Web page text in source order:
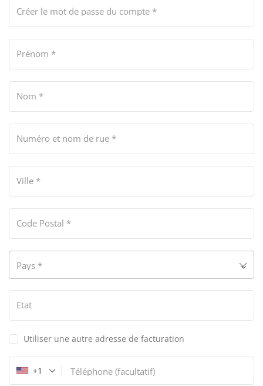
Créer le mot de passe du compte *
Prénom *
Nom *
Numéro et nom de rue *
Ville *
Code Postal *
Pays *
État
Utiliser une autre adresse de facturation
Téléphone (facultatif)
+1